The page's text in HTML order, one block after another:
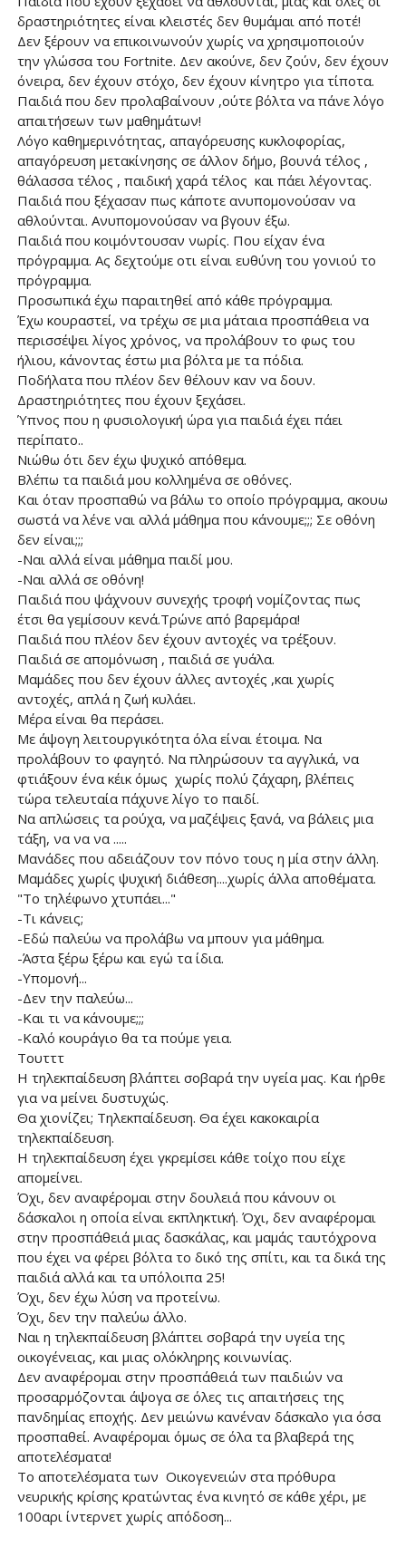
δραστηριότητες είναι κλειστές δεν θυμάμαι από ποτέ!
Δεν ξέρουν να επικοινωνούν χωρίς να χρησιμοποιούν
την γλώσσα του Fortnite. Δεν ακούνε, δεν ζούν, δεν έχουν
όνειρα, δεν έχουν στόχο, δεν έχουν κίνητρο για τίποτα.
Παιδιά που δεν προλαβαίνουν ,ούτε βόλτα να πάνε λόγο
απαιτήσεων των μαθημάτων!
Λόγο καθημερινότητας, απαγόρευσης κυκλοφορίας,
απαγόρευση μετακίνησης σε άλλον δήμο, βουνά τέλος ,
θάλασσα τέλος , παιδική χαρά τέλος και πάει λέγοντας.
Παιδιά που ξέχασαν πως κάποτε ανυπομονούσαν να
αθλούνται. Ανυπομονούσαν να βγουν έξω.
Παιδιά που κοιμόντουσαν νωρίς. Που είχαν ένα
πρόγραμμα. Ας δεχτούμε οτι είναι ευθύνη του γονιού το
πρόγραμμα.
Προσωπικά έχω παραιτηθεί από κάθε πρόγραμμα.
Έχω κουραστεί, να τρέχω σε μια μάταια προσπάθεια να
περισσέψει λίγος χρόνος, να προλάβουν το φως του
ήλιου, κάνοντας έστω μια βόλτα με τα πόδια.
Ποδήλατα που πλέον δεν θέλουν καν να δουν.
Δραστηριότητες που έχουν ξεχάσει.
Ύπνος που η φυσιολογική ώρα για παιδιά έχει πάει
περίπατο..
Νιώθω ότι δεν έχω ψυχικό απόθεμα.
Βλέπω τα παιδιά μου κολλημένα σε οθόνες.
Και όταν προσπαθώ να βάλω το οποίο πρόγραμμα, ακουω
σωστά να λένε ναι αλλά μάθημα που κάνουμε;;; Σε οθόνη
δεν είναι;;;
-Ναι αλλά είναι μάθημα παιδί μου.
-Ναι αλλά σε οθόνη!
Παιδιά που ψάχνουν συνεχής τροφή νομίζοντας πως
έτσι θα γεμίσουν κενά.Τρώνε από βαρεμάρα!
Παιδιά που πλέον δεν έχουν αντοχές να τρέξουν.
Παιδιά σε απομόνωση , παιδιά σε γυάλα.
Μαμάδες που δεν έχουν άλλες αντοχές ,και χωρίς
αντοχές, απλά η ζωή κυλάει.
Μέρα είναι θα περάσει.
Με άψογη λειτουργικότητα όλα είναι έτοιμα. Να
προλάβουν το φαγητό. Να πληρώσουν τα αγγλικά, να
φτιάξουν ένα κέικ όμως χωρίς πολύ ζάχαρη, βλέπεις
τώρα τελευταία πάχυνε λίγο το παιδί.
Να απλώσεις τα ρούχα, να μαζέψεις ξανά, να βάλεις μια
τάξη, να να να .....
Μανάδες που αδειάζουν τον πόνο τους η μία στην άλλη.
Μαμάδες χωρίς ψυχική διάθεση....χωρίς άλλα αποθέματα.
"Το τηλέφωνο χτυπάει..."
-Τι κάνεις;
-Εδώ παλεύω να προλάβω να μπουν για μάθημα.
-Άστα ξέρω ξέρω και εγώ τα ίδια.
-Υπομονή...
-Δεν την παλεύω...
-Και τι να κάνουμε;;;
-Καλό κουράγιο θα τα πούμε γεια.
Τουτττ
Η τηλεκπαίδευση βλάπτει σοβαρά την υγεία μας. Και ήρθε
για να μείνει δυστυχώς.
Θα χιονίζει; Τηλεκπαίδευση. Θα έχει κακοκαιρία
τηλεκπαίδευση.
Η τηλεκπαίδευση έχει γκρεμίσει κάθε τοίχο που είχε
απομείνει.
Όχι, δεν αναφέρομαι στην δουλειά που κάνουν οι
δάσκαλοι η οποία είναι εκπληκτική. Όχι, δεν αναφέρομαι
στην προσπάθειά μιας δασκάλας, και μαμάς ταυτόχρονα
που έχει να φέρει βόλτα το δικό της σπίτι, και τα δικά της
παιδιά αλλά και τα υπόλοιπα 25!
Όχι, δεν έχω λύση να προτείνω.
Όχι, δεν την παλεύω άλλο.
Ναι η τηλεκπαίδευση βλάπτει σοβαρά την υγεία της
οικογένειας, και μιας ολόκληρης κοινωνίας.
Δεν αναφέρομαι στην προσπάθειά των παιδιών να
προσαρμόζονται άψογα σε όλες τις απαιτήσεις της
πανδημίας εποχής. Δεν μειώνω κανέναν δάσκαλο για όσα
προσπαθεί. Αναφέρομαι όμως σε όλα τα βλαβερά της
αποτελέσματα!
Το αποτελέσματα των Οικογενειών στα πρόθυρα
νευρικής κρίσης κρατώντας ένα κινητό σε κάθε χέρι, με
100αρι ίντερνετ χωρίς απόδοση...